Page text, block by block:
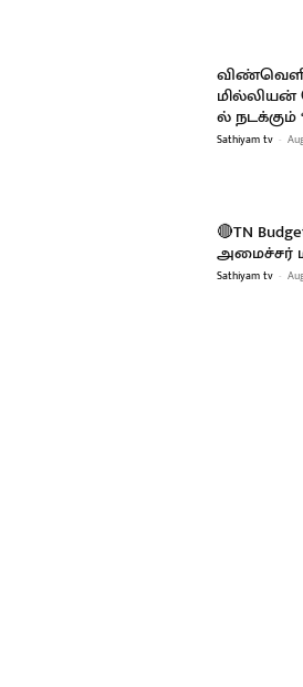
ல் நடக்கும்
Sathiyam tv -
🔴TN
அமைச்சர்
Sathiyam tv -